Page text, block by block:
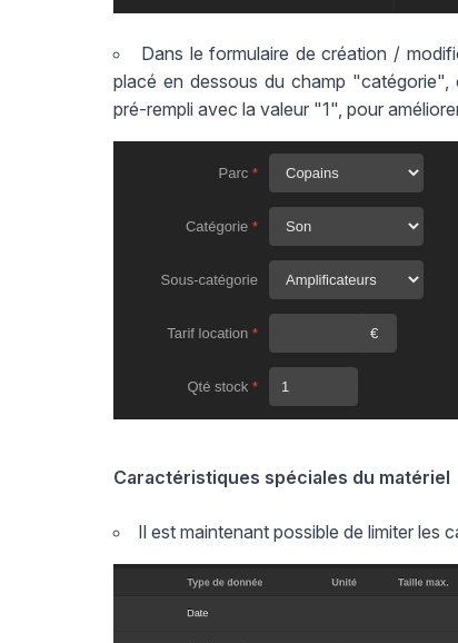
Dans le formulaire de création /
placé en dessous du champ
pré-rempli avec la valeur "1", pour
Caractéristiques spéciales du matériel
Il est maintenant possible de limiter les